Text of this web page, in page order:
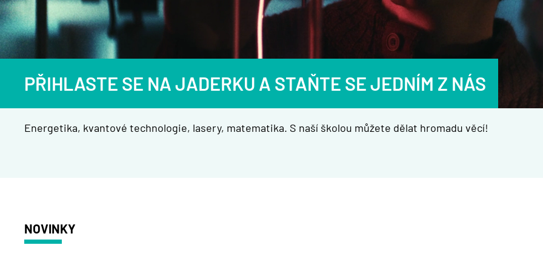
PŘIHLASTE SE NA JADERKU A STAŇTE SE JEDNÍM Z NÁS
Energetika, kvantové technologie, lasery, matematika. S naší školou můžete dělat hromadu věcí!
NOVINKY